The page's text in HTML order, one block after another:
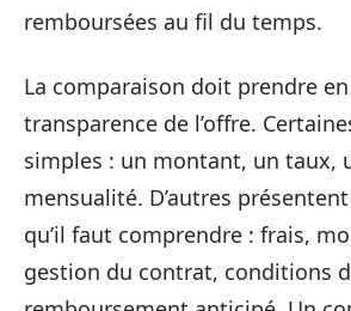
remboursées au fil du temps.
La comparaison doit prendre
transparence de l’offre.
simples : un montant, un taux,
mensualité. D’autres
qu’il faut comprendre : frais,
gestion du contrat, conditions